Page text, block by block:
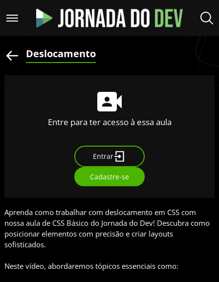
Deslocamento
Entre para ter acesso à essa aula
Entrar
Cadastre-se
Aprenda como trabalhar com deslocamento em CSS com
nossa aula de CSS Básico do Jornada do Dev! Descubra como
posicionar elementos com precisão e criar layouts
sofisticados.
Neste vídeo, abordaremos tópicos essenciais como: